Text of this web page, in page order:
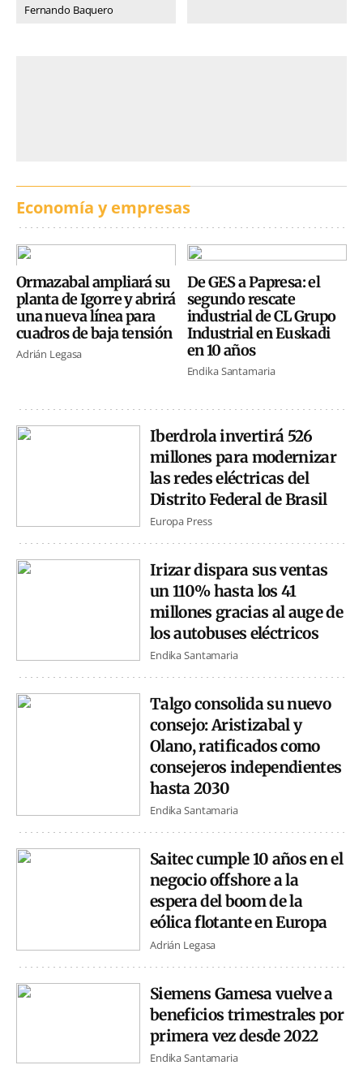
Fernando Baquero
Economía y empresas
Ormazabal ampliará su
planta de Igorre y abrirá
una nueva línea para
cuadros de baja tensión
Adrián Legasa
De GES a Papresa: el
segundo rescate
industrial de CL Grupo
Industrial en Euskadi
en 10 años
Endika Santamaria
Iberdrola invertirá 526
millones para modernizar
las redes eléctricas del
Distrito Federal de Brasil
Europa Press
Irizar dispara sus ventas
un 110% hasta los 41
millones gracias al auge de
los autobuses eléctricos
Endika Santamaria
Talgo consolida su nuevo
consejo: Aristizabal y
Olano, ratificados como
consejeros independientes
hasta 2030
Endika Santamaria
Saitec cumple 10 años en el
negocio offshore a la
espera del boom de la
eólica flotante en Europa
Adrián Legasa
Siemens Gamesa vuelve a
beneficios trimestrales por
primera vez desde 2022
Endika Santamaria